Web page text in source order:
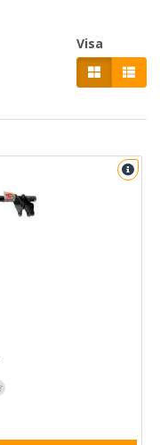
Visa